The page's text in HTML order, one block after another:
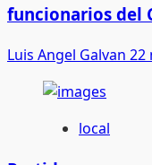
funcionarios del
Luis Angel Galvan 22
local